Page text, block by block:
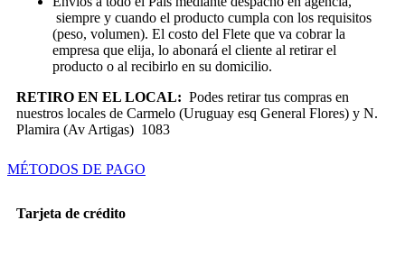
siempre y cuando el producto cumpla con los requisitos
(peso, volumen). El costo del Flete que va cobrar la
empresa que elija, lo abonará el cliente al retirar el
producto o al recibirlo en su domicilio.
RETIRO EN EL LOCAL: Podes retirar tus compras en
nuestros locales de Carmelo (Uruguay esq General Flores) y N.
Plamira (Av Artigas) 1083
MÉTODOS DE PAGO
Tarjeta de crédito